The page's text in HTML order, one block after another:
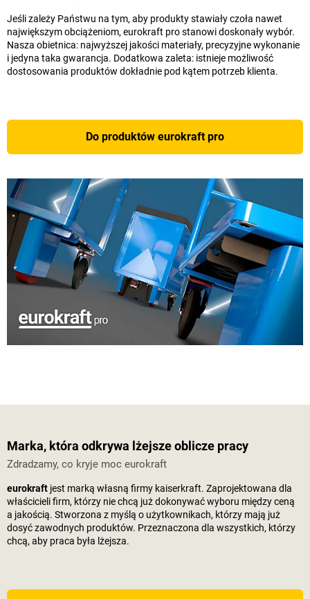
Jeśli zależy Państwu na tym, aby produkty stawiały czoła nawet
największym obciążeniom, eurokraft pro stanowi doskonały wybór.
Nasza obietnica: najwyższej jakości materiały, precyzyjne wykonanie
i jedyna taka gwarancja. Dodatkowa zaleta: istnieje możliwość
dostosowania produktów dokładnie pod kątem potrzeb klienta.
Do produktów eurokraft pro
Marka, która odkrywa lżejsze oblicze pracy
Zdradzamy, co kryje moc eurokraft
eurokraft jest marką własną firmy kaiserkraft. Zaprojektowana dla
właścicieli firm, którzy nie chcą już dokonywać wyboru między ceną
a jakością. Stworzona z myślą o użytkownikach, którzy mają już
dosyć zawodnych produktów. Przeznaczona dla wszystkich, którzy
chcą, aby praca była lżejsza.